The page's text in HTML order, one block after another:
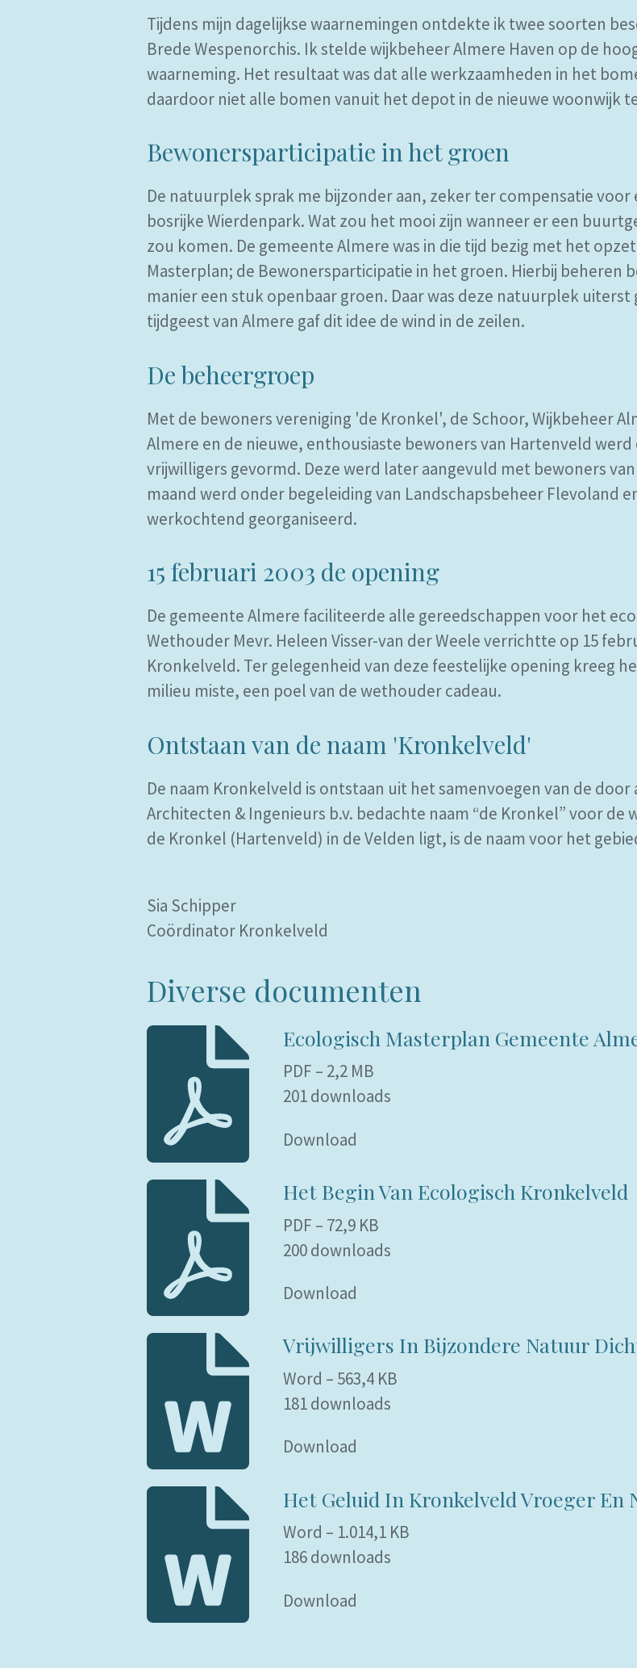
Tijdens mijn dagelijkse waarnemingen ontdekte ik twee soorten
Brede Wespenorchis. Ik stelde wijkbeheer Almere Haven op de
waarneming. Het resultaat was dat alle werkzaamheden in het
daardoor niet alle bomen vanuit het depot in de nieuwe woonwijk
Bewonersparticipatie in het groen
De natuurplek sprak me bijzonder aan, zeker ter compensatie
bosrijke Wierdenpark. Wat zou het mooi zijn wanneer er een
zou komen. De gemeente Almere was in die tijd bezig met het
Masterplan; de Bewonersparticipatie in het groen. Hierbij beheren
manier een stuk openbaar groen. Daar was deze natuurplek uiterst
tijdgeest van Almere gaf dit idee de wind in de zeilen.
De beheergroep
Met de bewoners vereniging 'de Kronkel', de Schoor, Wijkbeheer
Almere en de nieuwe, enthousiaste bewoners van Hartenveld werd
vrijwilligers gevormd. Deze werd later aangevuld met bewoners
maand werd onder begeleiding van Landschapsbeheer Flevoland
werkochtend georganiseerd.
15 februari 2003 de opening
De gemeente Almere faciliteerde alle gereedschappen voor het
Wethouder Mevr. Heleen Visser-van der Weele verrichtte op 15
Kronkelveld. Ter gelegenheid van deze feestelijke opening kreeg
milieu miste, een poel van de wethouder cadeau.
Ontstaan van de naam 'Kronkelveld'
De naam Kronkelveld is ontstaan uit het samenvoegen van de door
Architecten & Ingenieurs b.v. bedachte naam “de Kronkel” voor
de Kronkel (Hartenveld) in de Velden ligt, is de naam voor het
Sia Schipper
Coördinator Kronkelveld
Diverse documenten
Ecologisch Masterplan Gemeente
PDF – 2,2 MB
201 downloads
Download
Het Begin Van Ecologisch Kronkelveld
PDF – 72,9 KB
200 downloads
Download
Vrijwilligers In Bijzondere Natuur
Word – 563,4 KB
181 downloads
Download
Het Geluid In Kronkelveld Vroeger En
Word – 1.014,1 KB
186 downloads
Download